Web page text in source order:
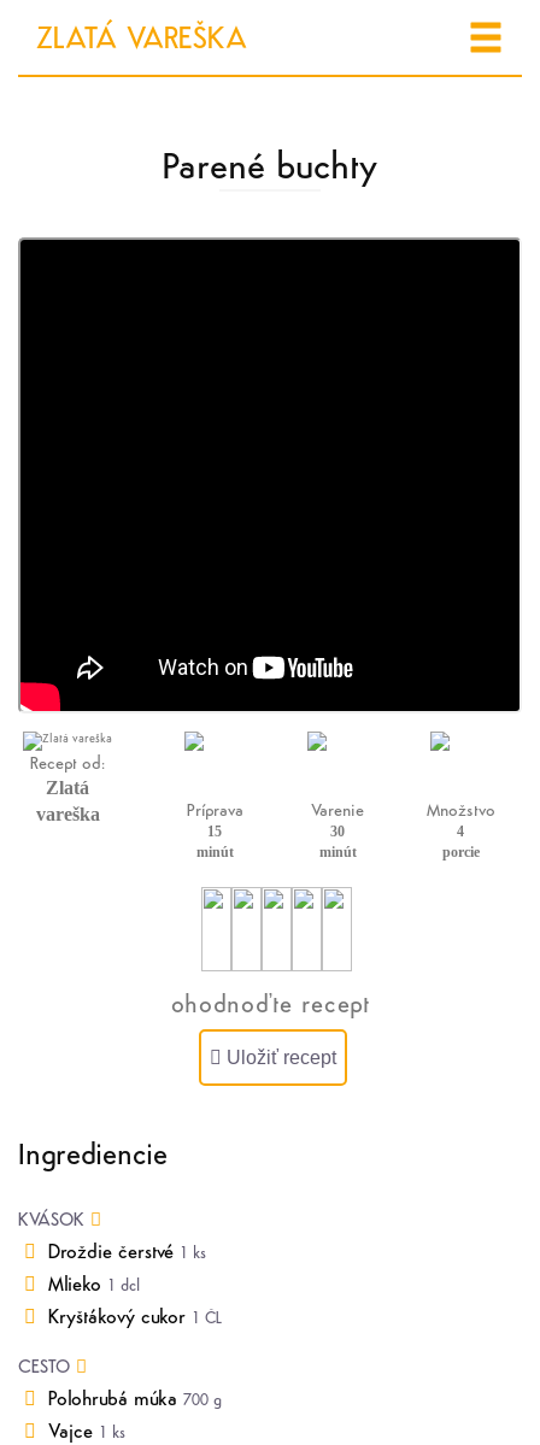
ZLATÁ VAREŠKA
Parené buchty
Recept od:
Zlatá
vareška
Príprava
15
minút
Varenie
30
minút
Množstvo
4
porcie
ohodnoďte recept
Uložiť recept
Ingrediencie
KVÁSOK
Droždie čerstvé 1 ks
Mlieko 1 dcl
Kryštákový cukor 1 ČL
CESTO
Polohrubá múka 700 g
Vajce 1 ks